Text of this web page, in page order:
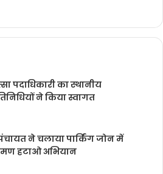
पदाधिकारी का स्थानीय
ने किया स्वागत
ने चलाया पार्किंग जोन में
हटाओ अभियान